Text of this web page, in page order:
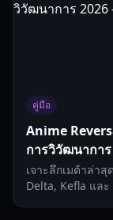
คู่มือ
Anime
การวิวัฒนาการ
เจาะลึกเมต้าล่า
Delta, Kefla แล